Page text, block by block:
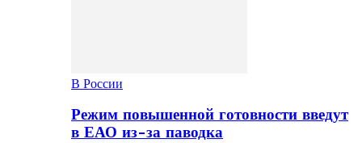
В России
Режим повышенной готовности введут
в ЕАО из-за паводка